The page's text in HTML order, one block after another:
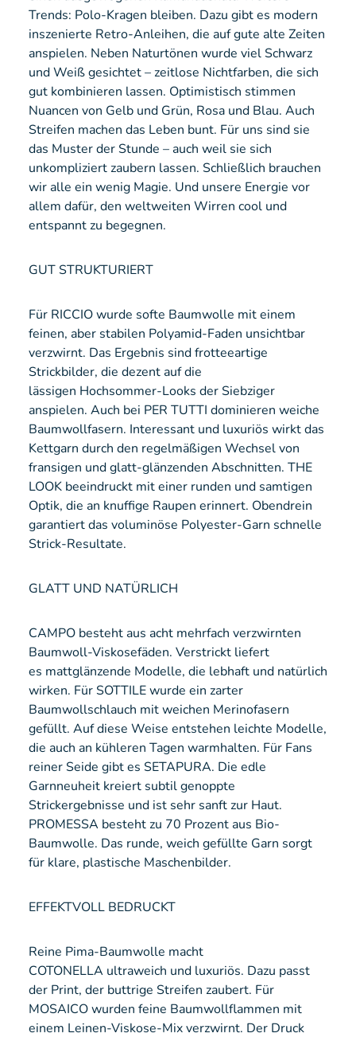
Trends: Polo-Kragen bleiben. Dazu gibt es modern
inszenierte Retro-Anleihen, die auf gute alte Zeiten
anspielen. Neben Naturtönen wurde viel Schwarz
und Weiß gesichtet – zeitlose Nichtfarben, die sich
gut kombinieren lassen. Optimistisch stimmen
Nuancen von Gelb und Grün, Rosa und Blau. Auch
Streifen machen das Leben bunt. Für uns sind sie
das Muster der Stunde – auch weil sie sich
unkompliziert zaubern lassen. Schließlich brauchen
wir alle ein wenig Magie. Und unsere Energie vor
allem dafür, den weltweiten Wirren cool und
entspannt zu begegnen.
GUT STRUKTURIERT
Für RICCIO wurde softe Baumwolle mit einem
feinen, aber stabilen Polyamid-Faden unsichtbar
verzwirnt. Das Ergebnis sind frotteeartige
Strickbilder, die dezent auf die
lässigen Hochsommer-Looks der Siebziger
anspielen. Auch bei PER TUTTI dominieren weiche
Baumwollfasern. Interessant und luxuriös wirkt das
Kettgarn durch den regelmäßigen Wechsel von
fransigen und glatt-glänzenden Abschnitten. THE
LOOK beeindruckt mit einer runden und samtigen
Optik, die an knuffige Raupen erinnert. Obendrein
garantiert das voluminöse Polyester-Garn schnelle
Strick-Resultate.
GLATT UND NATÜRLICH
CAMPO besteht aus acht mehrfach verzwirnten
Baumwoll-Viskosefäden. Verstrickt liefert
es mattglänzende Modelle, die lebhaft und natürlich
wirken. Für SOTTILE wurde ein zarter
Baumwollschlauch mit weichen Merinofasern
gefüllt. Auf diese Weise entstehen leichte Modelle,
die auch an kühleren Tagen warmhalten. Für Fans
reiner Seide gibt es SETAPURA. Die edle
Garnneuheit kreiert subtil genoppte
Strickergebnisse und ist sehr sanft zur Haut.
PROMESSA besteht zu 70 Prozent aus Bio-
Baumwolle. Das runde, weich gefüllte Garn sorgt
für klare, plastische Maschenbilder.
EFFEKTVOLL BEDRUCKT
Reine Pima-Baumwolle macht
COTONELLA ultraweich und luxuriös. Dazu passt
der Print, der buttrige Streifen zaubert. Für
MOSAICO wurden feine Baumwollflammen mit
einem Leinen-Viskose-Mix verzwirnt. Der Druck